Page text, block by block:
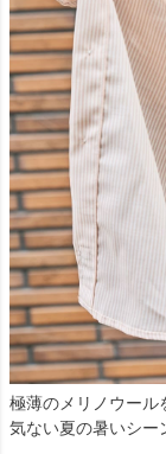
極薄のメリノウール
気ない夏の暑いシー